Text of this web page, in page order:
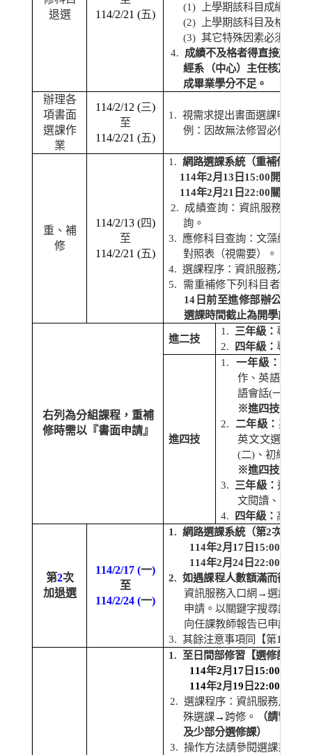
退選
114/2/21 (五)
(1)
上學期該科目成績不及
(2)
上學期該科目及格但
(3) 其它特殊因素必須退選
4. 成績不及格者得直接於選
經系（中心）主任核准後
成畢業學分不足。
辦理各
項書面
選課作
業
114/2/12 (三)
至
114/2/21 (五)
1. 視需求提出書面選課申請。
例：因故無法修習必修課
重、補
修
114/2/13 (四)
至
114/2/21 (五)
1. 網路選課系統（重補修）開
114年2月 13 日 15:00 開放系統
114年2月21 日22:00 關閉系統
2. 成績查詢：資訊服務入口
詢。
3. 應修科目查詢：文藻網站進
對照表（視需要）。
4. 選課程序：資訊服務入口網
5.
需重補修下列科目者，因
14 日前至進修部辦公室辦
選課時間截止為開學前。
右列為分組課程，重補
修時需以『書面申請』
進二技
1. 三年級：專業英
2. 四年級：專業英
進四技
1. 一年級：
作、英語聽力
語會話(一
※進四技一年
2.
二年級： 英文
英文文選、英
(二) 、初級日語
※進四技二年
3. 三年級： 進階英
文閱讀、日語
4. 四年級： 高階英
第2次
加退選
114/2/17 (一)
至
114/2/24 (一)
1. 網路選課系統（第2次加退
114年2月 17 日 15:00
114年2月24日22:00
2. 如遇課程人數額滿而欲申請
資訊服務入口網 →選課資訊
申請。以關鍵字搜尋該已
向任課教師報告已申請加
3. 其餘注意事項同【第1
1. 至日間部修習【選修課】
114年2月 17日 15:00
114年2月 19 日22:00
2. 選課程序：資訊服務入口網
殊選課→ 跨修。
（請留意
及少部分選修課）
3. 操作方法請參閱選課系統